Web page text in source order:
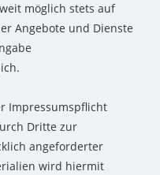
möglich stets auf
Angebote und Dienste
Impressumspflicht
Dritte zur
angeforderter
wird hiermit